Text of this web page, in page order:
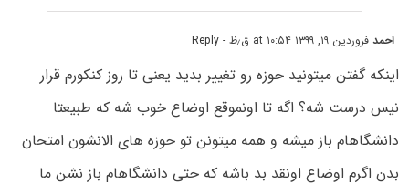
احمدفروردین ۱۹, ۱۳۹۹ at ۱۰:۵۴ ق٫ظ - Reply
اینکه گفتن میتونید حوزه رو تغییر بدید یعنی تا روز کنکورم قرار
نیس درست شه؟ اگه تا اونموقع اوضاع خوب شه که طبیعتا
دانشگاهام باز میشه و همه میتونن تو حوزه های الانشون امتحان
بدن اگرم اوضاع اونقد بد باشه که حتی دانشگاهام باز نشن ما